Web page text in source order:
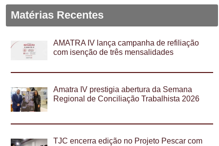
Matérias Recentes
AMATRA IV lança campanha de refiliação
com isenção de três mensalidades
Amatra IV prestigia abertura da Semana
Regional de Conciliação Trabalhista 2026
TJC encerra edição no Projeto Pescar com